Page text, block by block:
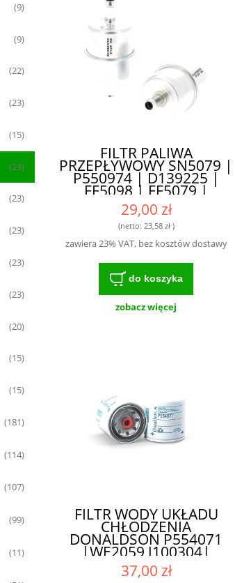
(9)
(9)
(22)
(23)
(15)
(23)
(23)
(23)
(23)
(23)
(20)
(15)
(15)
(181)
(114)
(107)
(99)
(11)
FILTR PALIWA
PRZEPŁYWOWY SN5079 |
P550974 | D139225 |
FF5098 | FF5079 |
87400394 -
KOMPATYBILNOŚĆ Z
WIELOMA MODELAMI
29,00 zł
(netto: 23,58 zł)
zawiera 23% VAT, bez kosztów dostawy
do koszyka
zobacz więcej
FILTR WODY UKŁADU
CHŁODZENIA
DONALDSON P554071
|WE2059 J100304|
P554071 - WYDAJNY FILTR
POWIETRZA DO
37,00 zł